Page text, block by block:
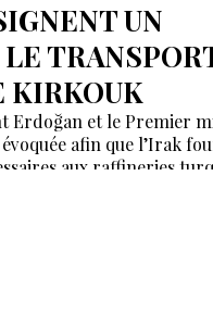
UN
LE
KIRKOUK
Erdoğan et le Premier
afin que l’Irak
aux raffineries